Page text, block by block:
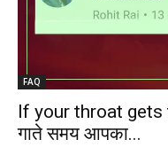
FAQ
If your throat
गाते समय आपका...